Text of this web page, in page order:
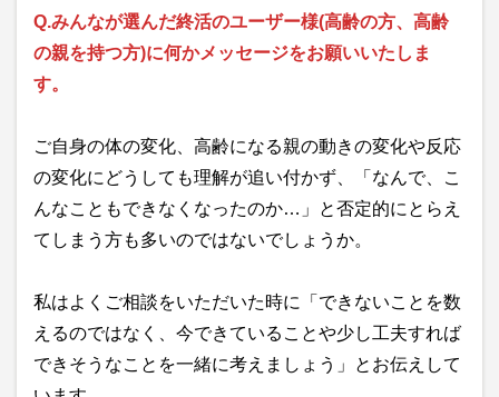
Q.みんなが選んだ終活のユーザー様(高齢の方、高齢
の親を持つ方)に何かメッセージをお願いいたしま
す。
ご自身の体の変化、高齢になる親の動きの変化や反応
の変化にどうしても理解が追い付かず、「なんで、こ
んなこともできなくなったのか…」と否定的にとらえ
てしまう方も多いのではないでしょうか。
私はよくご相談をいただいた時に「できないことを数
えるのではなく、今できていることや少し工夫すれば
できそうなことを一緒に考えましょう」とお伝えして